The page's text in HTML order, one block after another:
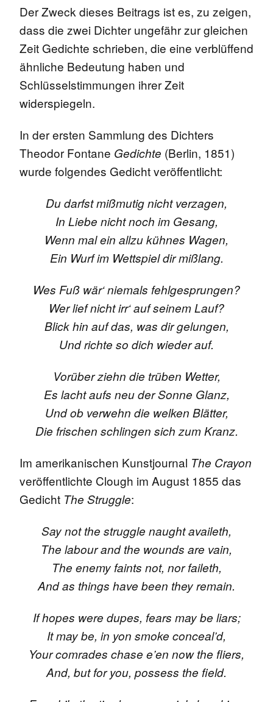
Der Zweck dieses Beitrags ist es, zu zeigen,
dass die zwei Dichter ungefähr zur gleichen
Zeit Gedichte schrieben, die eine verblüffend
ähnliche Bedeutung haben und
Schlüsselstimmungen ihrer Zeit
widerspiegeln.
In der ersten Sammlung des Dichters
Theodor Fontane Gedichte (Berlin, 1851)
wurde folgendes Gedicht veröffentlicht:
Du darfst mißmutig nicht verzagen,
In Liebe nicht noch im Gesang,
Wenn mal ein allzu kühnes Wagen,
Ein Wurf im Wettspiel dir mißlang.
Wes Fuß wär‘ niemals fehlgesprungen?
Wer lief nicht irr‘ auf seinem Lauf?
Blick hin auf das, was dir gelungen,
Und richte so dich wieder auf.
Vorüber ziehn die trüben Wetter,
Es lacht aufs neu der Sonne Glanz,
Und ob verwehn die welken Blätter,
Die frischen schlingen sich zum Kranz.
Im amerikanischen Kunstjournal The Crayon
veröffentlichte Clough im August 1855 das
Gedicht The Struggle:
Say not the struggle naught availeth,
The labour and the wounds are vain,
The enemy faints not, nor faileth,
And as things have been they remain.
If hopes were dupes, fears may be liars;
It may be, in yon smoke conceal’d,
Your comrades chase e’en now the fliers,
And, but for you, possess the field.